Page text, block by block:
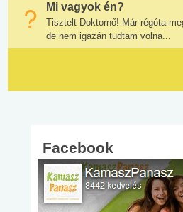
Mi vagyok én?
Tisztelt Doktornő! Már régóta
de nem igazán tudtam volna...
Facebook